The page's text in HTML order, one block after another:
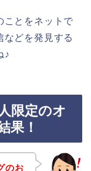
ことをネットで
などを発見する
♪
限定のオ
果！
のお